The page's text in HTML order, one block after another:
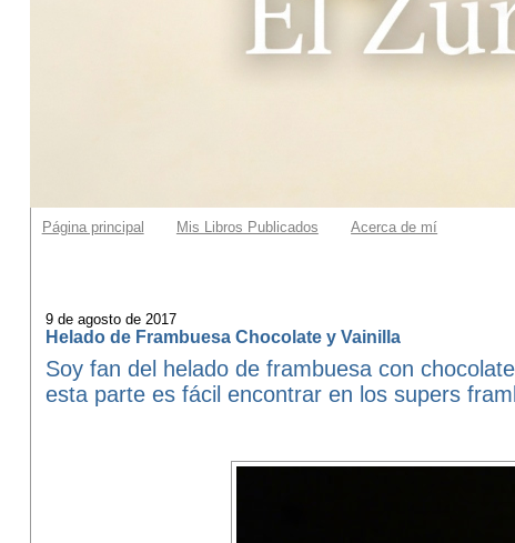
Página principal Mis Libros Publicados Acerca de mí
9 de agosto de 2017
Helado de Frambuesa Chocolate y Vainilla
Soy fan del helado de frambuesa con
esta parte es fácil encontrar en los supers